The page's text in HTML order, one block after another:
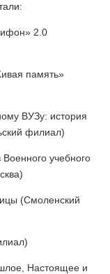
2.0
память»
ВУЗу: история
филиал)⠀
учебного
(Смоленский
Настоящее и